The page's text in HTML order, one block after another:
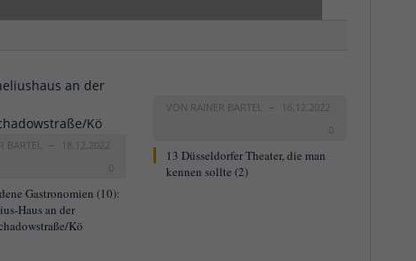
BARTEL
18.12.2022
0
Gastronomien (10):
Haus an der
Kö
VON RAINER BARTEL
16.12.2022
0
13 Düsseldorfer Theater, die man
kennen sollte (2)